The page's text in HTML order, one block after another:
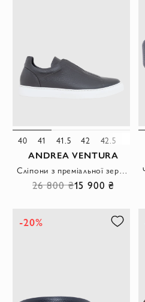
40 41 41.5 42 42.5
ANDREA VENTURA
Сліпони з преміальної зернистої шкіри темно-сірого кольору
26 800 ₴15 900 ₴
-20%